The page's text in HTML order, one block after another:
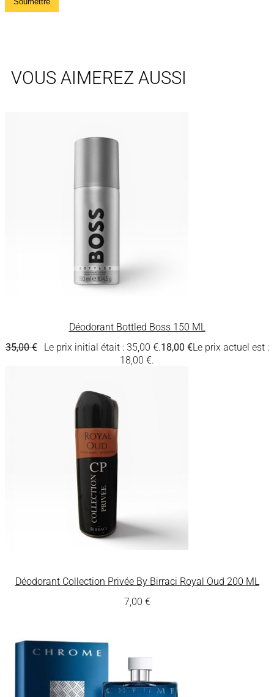
VOUS AIMEREZ AUSSI
Déodorant Bottled Boss 150 ML
35,00€ Le prix initial était : 35,00 €.18,00 €Le prix actuel est :
18,00 €.
Déodorant Collection Privée By Birraci Royal Oud 200 ML
7,00 €